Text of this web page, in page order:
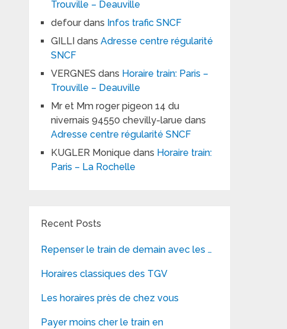
Trouville – Deauville
defour dans Infos trafic SNCF
GILLI dansAdresse centre régularité
SNCF
VERGNES dans Horaire train: Paris –
Trouville – Deauville
Mr et Mm roger pigeon 14 du
nivernais 94550 chevilly-larue dans
Adresse centre régularité SNCF
KUGLER Monique dans Horaire train:
Paris – La Rochelle
Recent Posts
Repenser le train de demain avec les …
Horaires classiques des TGV
Les horaires près de chez vous
Payer moins cher le train en